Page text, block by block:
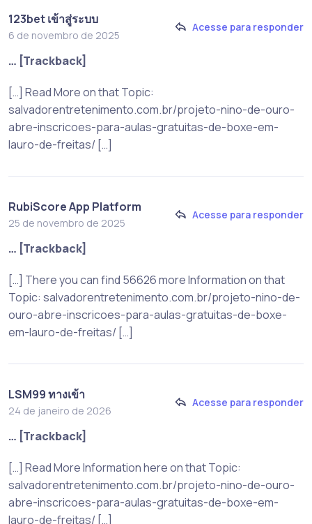
123bet เข้าสู่ระบบ
6 de novembro de 2025
Acesse para responder
… [Trackback]
[…] Read More on that Topic:
salvadorentretenimento.com.br/projeto-nino-de-ouro-
abre-inscricoes-para-aulas-gratuitas-de-boxe-em-
lauro-de-freitas/ […]
RubiScore App Platform
25 de novembro de 2025
Acesse para responder
… [Trackback]
[…] There you can find 56626 more Information on that
Topic: salvadorentretenimento.com.br/projeto-nino-de-
ouro-abre-inscricoes-para-aulas-gratuitas-de-boxe-
em-lauro-de-freitas/ […]
LSM99 ทางเข้า
24 de janeiro de 2026
Acesse para responder
… [Trackback]
[…] Read More Information here on that Topic:
salvadorentretenimento.com.br/projeto-nino-de-ouro-
abre-inscricoes-para-aulas-gratuitas-de-boxe-em-
lauro-de-freitas/ […]